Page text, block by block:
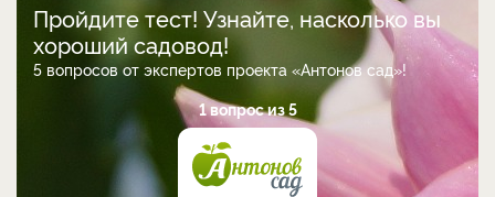
Пройдите тест! Узнайте, насколько вы
хороший садовод!
5 вопросов от экспертов проекта «Антонов сад»!
1 вопрос из 5